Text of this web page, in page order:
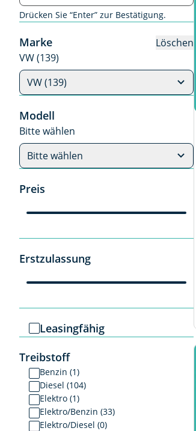
Drücken Sie “Enter” zur Bestätigung.
Marke
Löschen
VW (139)
VW (139)
Modell
Bitte wählen
Bitte wählen
Preis
Erstzulassung
Leasingfähig
Treibstoff
Benzin (1)
Diesel (104)
Elektro (1)
Elektro/Benzin (33)
Elektro/Diesel (0)